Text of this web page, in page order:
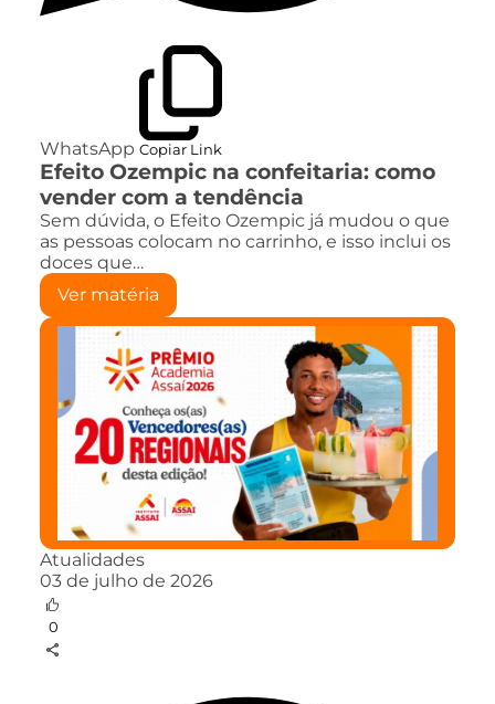
WhatsApp Copiar Link
Efeito Ozempic na confeitaria: como
vender com a tendência
Sem dúvida, o Efeito Ozempic já mudou o que
as pessoas colocam no carrinho, e isso inclui os
doces que…
Ver matéria
Atualidades
03 de julho de 2026
0